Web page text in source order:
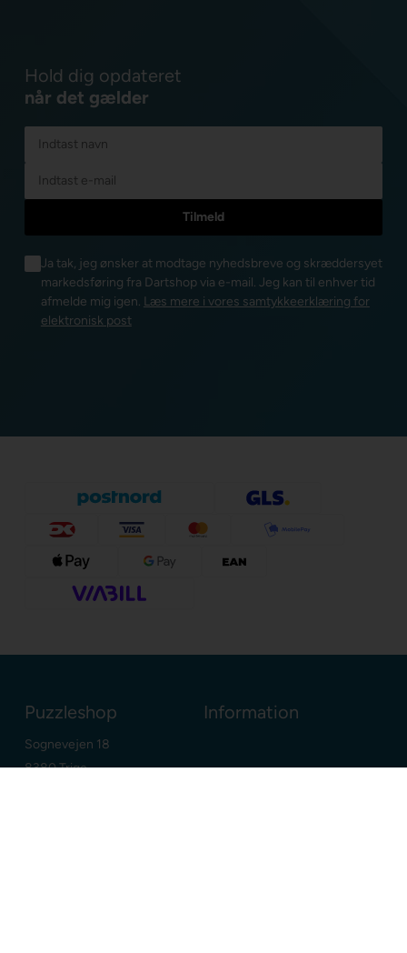
Hold dig opdateret
når det gælder
Ja tak, jeg ønsker at modtage nyhedsbreve og skræddersyet
markedsføring fra Dartshop via e-mail. Jeg kan til enhver tid
afmelde mig igen. Læs mere i vores samtykkeerklæring for
elektronisk post
Puzzleshop
Sognevejen 18
8380 Trige
Information